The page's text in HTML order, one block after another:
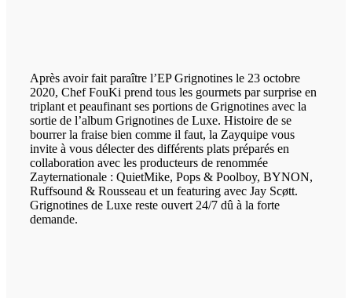
Après avoir fait paraître l’EP Grignotines le 23 octobre
2020, Chef FouKi prend tous les gourmets par surprise en
triplant et peaufinant ses portions de Grignotines avec la
sortie de l’album Grignotines de Luxe. Histoire de se
bourrer la fraise bien comme il faut, la Zayquipe vous
invite à vous délecter des différents plats préparés en
collaboration avec les producteurs de renommée
Zayternationale : QuietMike, Pops & Poolboy, BYNON,
Ruffsound & Rousseau et un featuring avec Jay Scøtt.
Grignotines de Luxe reste ouvert 24/7 dû à la forte
demande.